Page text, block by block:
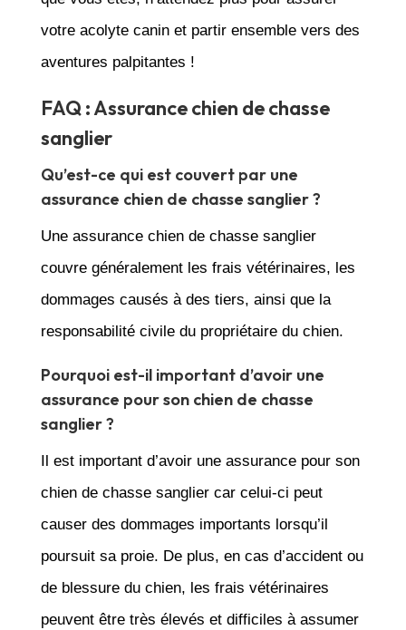
votre acolyte canin et partir ensemble vers des
aventures palpitantes !
FAQ : Assurance chien de chasse
sanglier
Qu’est-ce qui est couvert par une
assurance chien de chasse sanglier ?
Une assurance chien de chasse sanglier
couvre généralement les frais vétérinaires, les
dommages causés à des tiers, ainsi que la
responsabilité civile du propriétaire du chien.
Pourquoi est-il important d’avoir une
assurance pour son chien de chasse
sanglier ?
Il est important d’avoir une assurance pour son
chien de chasse sanglier car celui-ci peut
causer des dommages importants lorsqu’il
poursuit sa proie. De plus, en cas d’accident ou
de blessure du chien, les frais vétérinaires
peuvent être très élevés et difficiles à assumer